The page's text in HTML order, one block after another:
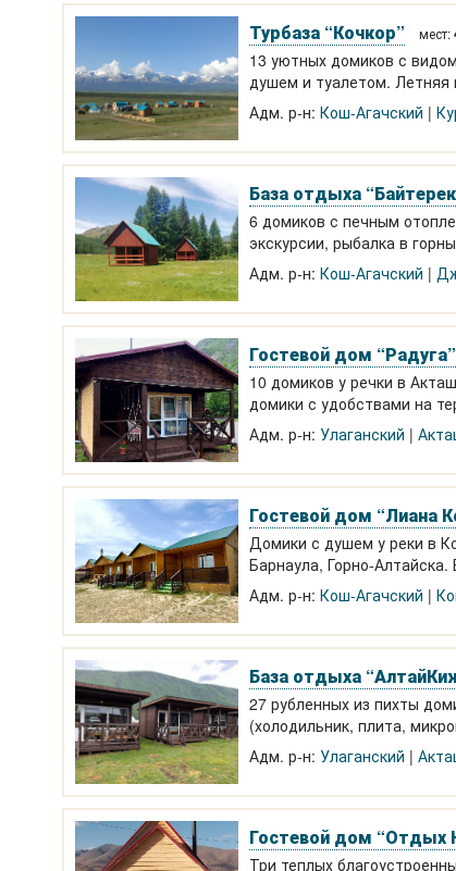
Турбаза “Кочкор” мест:
13 уютных домиков с
душем и туалетом. Летняя
заброски на Актру,
Адм. р-н: Кош-Агачский
База отдыха
6 домиков с печным
экскурсии, рыбалка в
животными. 1200-1330 р.
Адм. р-н: Кош-Агачский
Гостевой дом “Радуга”
10 домиков у речки в
домики с удобствами на
Адм. р-н: Улаганский
Гостевой дом “Лиана
Домики с душем у реки в
Барнаула, Горно-Алтайска.
Баня, летняя кухня,
Адм. р-н: Кош-Агачский
База отдыха
27 рубленных из пихты
(холодильник, плита,
Цегны 2026. От 3000 р.
Адм. р-н: Улаганский
Гостевой дом “Отдых
Три теплых